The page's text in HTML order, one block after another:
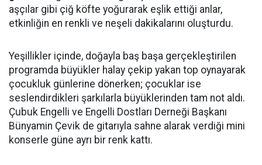
aşçılar gibi çiğ köfte yoğurarak eşlik ettiği anlar,
etkinliğin en renkli ve neşeli dakikalarını oluşturdu.
Yeşillikler içinde, doğayla baş başa gerçekleştirilen
programda büyükler halay çekip yakan top oynayarak
çocukluk günlerine dönerken; çocuklar ise
seslendirdikleri şarkılarla büyüklerinden tam not aldı.
Çubuk Engelli ve Engelli Dostları Derneği Başkanı
Bünyamin Çevik de gitarıyla sahne alarak verdiği mini
konserle güne ayrı bir renk kattı.